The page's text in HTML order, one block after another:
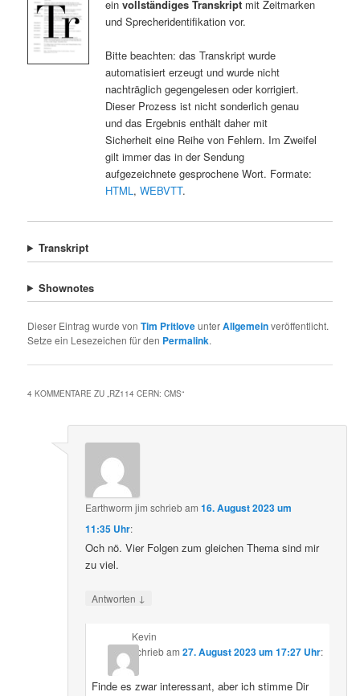
ein vollständiges Transkriptmit Zeitmarken
und Sprecheridentifikation vor.
Bitte beachten: das Transkript wurde
automatisiert erzeugt und wurde nicht
nachträglich gegengelesen oder korrigiert.
Dieser Prozess ist nicht sonderlich genau
und das Ergebnis enthält daher mit
Sicherheit eine Reihe von Fehlern. Im Zweifel
gilt immer das in der Sendung
aufgezeichnete gesprochene Wort. Formate:
HTML, WEBVTT.
Transkript
Shownotes
Dieser Eintrag wurde vonTim PritloveunterAllgemeinveröffentlicht.
Setze ein Lesezeichen für den Permalink.
4 KOMMENTARE ZU „ RZ114 CERN: CMS“
Earthworm jim schriebam16. August 2023 um
11:35 Uhr:
Och nö. Vier Folgen zum gleichen Thema sind mir
zu viel.
Antworten ↓
Kevin
schriebam 27. August 2023 um 17:27 Uhr:
Finde es zwar interessant, aber ich stimme Dir